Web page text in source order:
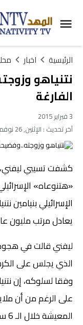
الرئيسية اخبار
نتنياهو
الفارغة
3 فبراير 2015
آخر تحديث : الإثنين, 26 نوفمبر, 2018 - 6:54 مساءً
كشفت تسيبي ليفني،
«هتنوعاه»
الإسرائيلي بنيامين
يعادل مرتب مليون
ليفني قالت في
الذي يجلس على
وفقا لسلوكه، إن
على الرغم من أن
المعيشة خلال الـ 6 سنوات الماضية»